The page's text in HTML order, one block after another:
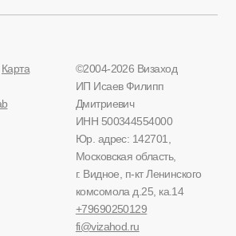
Карта
©2004-2026 Визаход
ИП Исаев Филипп
Дмитриевич
ИНН 500344554000
Юр. адрес: 142701,
Московская область,
г. Видное, п-кт Ленинского
комсомола д.25, ка.14
+79690250129
fi@vizahod.ru